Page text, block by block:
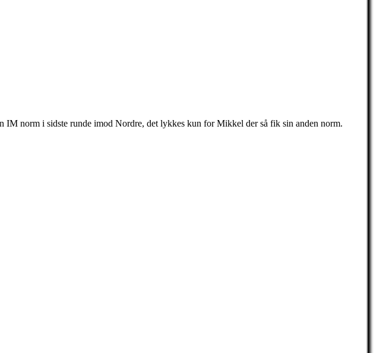
norm i sidste runde imod Nordre, det lykkes kun for Mikkel der så fik sin anden norm.